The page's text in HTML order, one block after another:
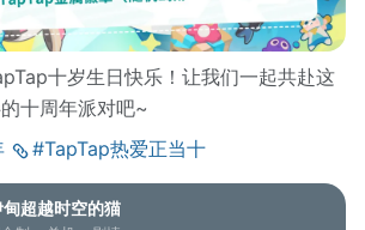
十岁生日快乐！让我们一起共赴这
十周年派对吧~
#TapTap热爱正当十
甸超越时空的猫